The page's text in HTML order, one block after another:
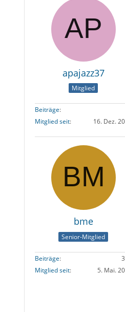
apajazz37
Mitglied
Beiträge
Mitglied seit
16. Dez.
bme
Senior-Mitglied
Beiträge
Mitglied seit
5. Mai.